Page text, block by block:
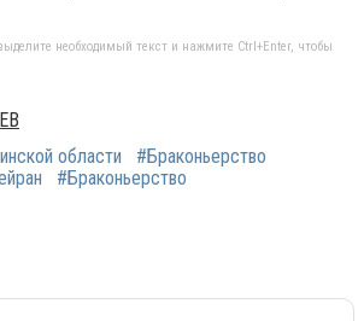
необходимый текст и нажмите Ctrl+Enter, чтобы
области
#Браконьерство
#Браконьерство